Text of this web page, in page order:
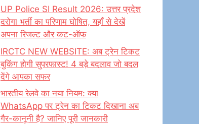
UP Police SI Result 2026: उत्तर प्रदेश
दरोगा भर्ती का परिणाम घोषित, यहाँ से देखें
अपना रिजल्ट और कट-ऑफ
IRCTC NEW WEBSITE: अब ट्रेन टिकट
बुकिंग होगी सुपरफास्ट! 4 बड़े बदलाव जो बदल
देंगे आपका सफर
भारतीय रेलवे का नया नियम: क्या
WhatsApp पर ट्रेन का टिकट दिखाना अब
गैर-कानूनी है? जानिए पूरी जानकारी